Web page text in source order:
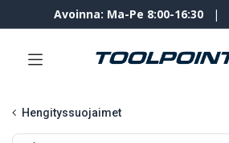
Avoinna: Ma-Pe 8:00-16:30 |
Hengityssuojaimet